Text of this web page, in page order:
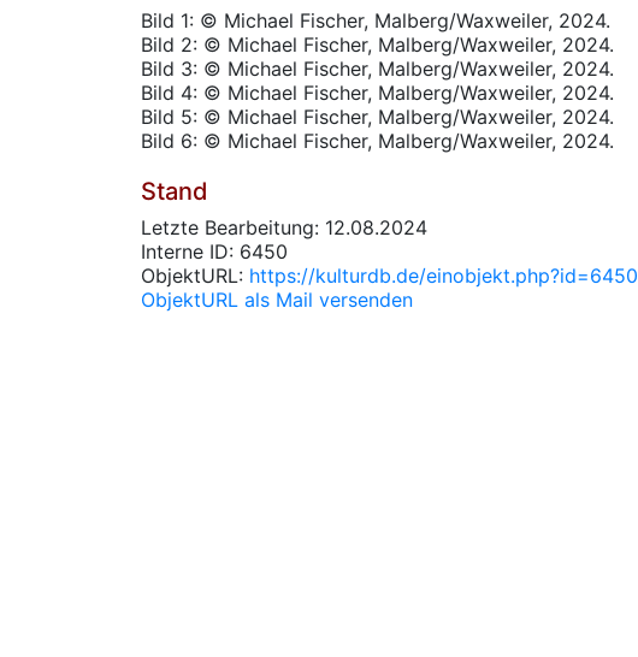
Bild 1: © Michael Fischer, Malberg/Waxweiler, 2024.
Bild 2: © Michael Fischer, Malberg/Waxweiler, 2024.
Bild 3: © Michael Fischer, Malberg/Waxweiler, 2024.
Bild 4: © Michael Fischer, Malberg/Waxweiler, 2024.
Bild 5: © Michael Fischer, Malberg/Waxweiler, 2024.
Bild 6: © Michael Fischer, Malberg/Waxweiler, 2024.
Stand
Letzte Bearbeitung: 12.08.2024
Interne ID: 6450
ObjektURL: https://kulturdb.de/einobjekt.php?id=6450
ObjektURL als Mail versenden